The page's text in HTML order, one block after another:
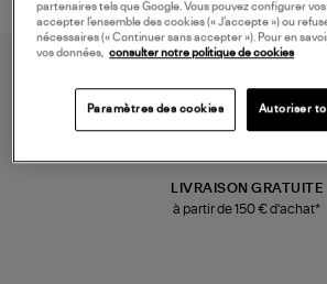
LIVRAISON GRATUITE
à partir de 150 € d'achat*
partenaires tels que Google. Vous pouvez configurer
accepter l’ensemble des cookies (« J’accepte ») ou
nécessaires (« Continuer sans accepter »). Pour en
vos données, consulter notre politique de cookies
Paramètres des cookies Autoriser